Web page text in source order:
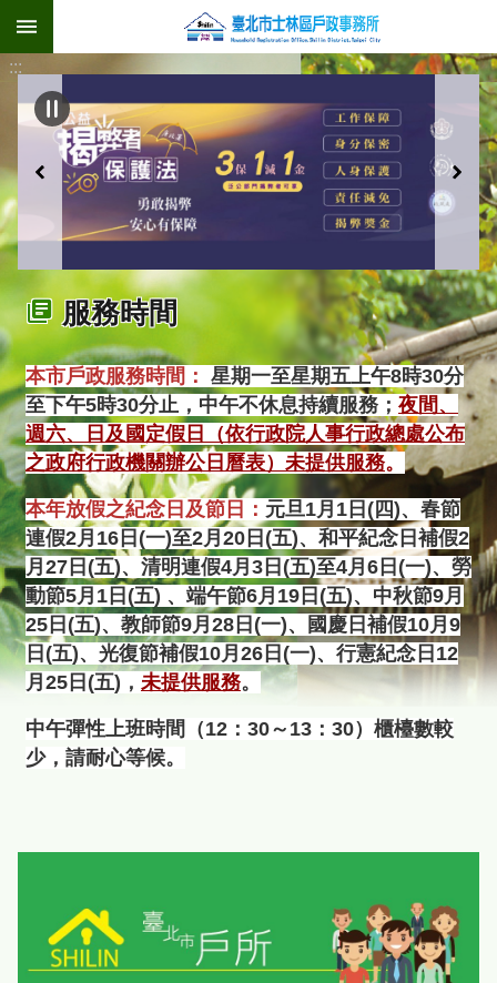
跳到主要內容區塊
:::
服務時間
本市戶政服務時間 ： 星期一至星期五上午8時30分
至下午5時30分止，中午不休息持續服務； 夜間、
週六、日及國定假日（依行政院人事行政總處公布
之政府行政機關辦公日曆表）未提供服務。
本年放假之紀念日及節日： 元旦1月1日(四)、春節
連假2月16日(一)至2月20日(五)、和平紀念日補假2
月27日(五)、清明連假4月3日(五)至4月6日(一)、勞
動節5月1日(五) 、端午節6月19日(五)、中秋節9月
25日(五)、教師節9月28日(一)、國慶日補假10月9
日(五)、光復節補假10月26日(一)、行憲紀念日12
月25日(五)， 未提供服務。
中午彈性上班時間（12：30～13：30）櫃檯數較
少，請耐心等候。